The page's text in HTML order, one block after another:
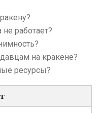
работает?
на кракене?
ресурсы?